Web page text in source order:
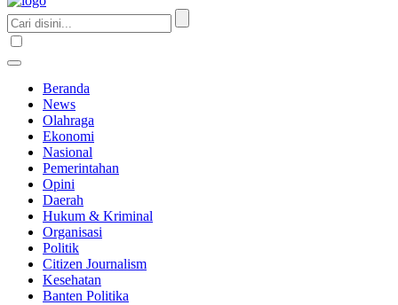
Beranda
News
Olahraga
Ekonomi
Nasional
Pemerintahan
Opini
Daerah
Hukum & Kriminal
Organisasi
Politik
Citizen Journalism
Kesehatan
Banten Politika